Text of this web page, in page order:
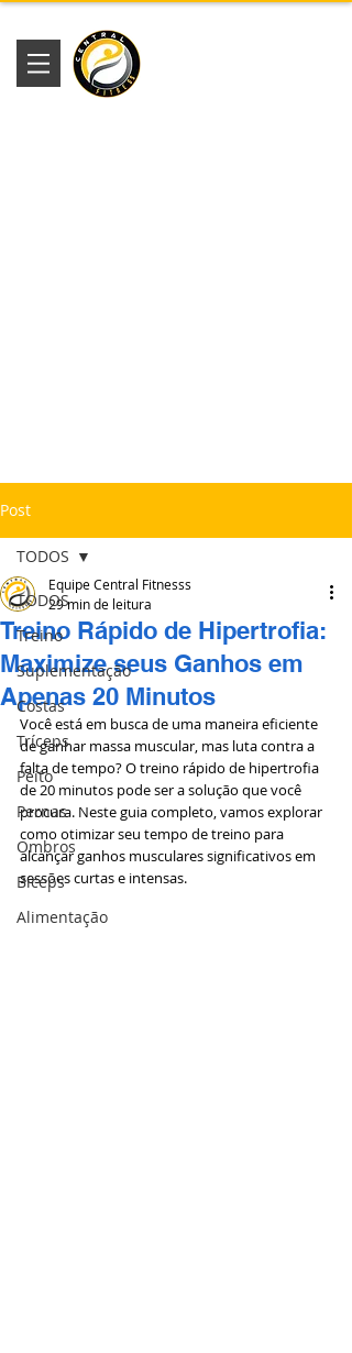
Post
TODOS
Treino
Suplementação
Costas
Tríceps
Peito
Pernas
Ombros
Bíceps
Alimentação
TODOS
Treino Rápido de Hipertrofia:
Maximize seus Ganhos em
Apenas 20 Minutos
Equipe Central Fitnesss
29 min de leitura
Você está em busca de uma maneira eficiente
de ganhar massa muscular, mas luta contra a
falta de tempo? O treino rápido de hipertrofia
de 20 minutos pode ser a solução que você
procura. Neste guia completo, vamos explorar
como otimizar seu tempo de treino para
alcançar ganhos musculares significativos em
sessões curtas e intensas.